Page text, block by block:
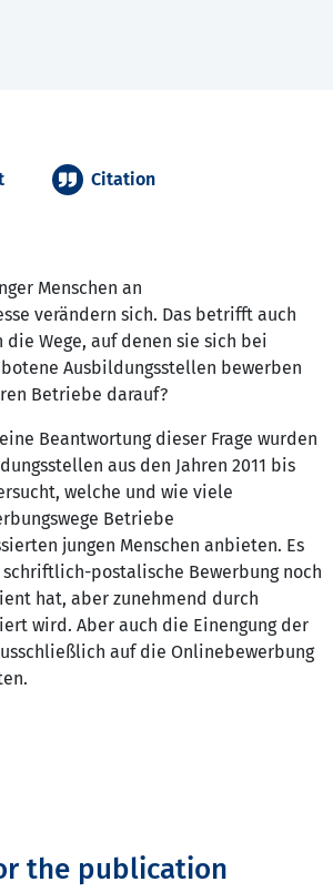
Menschen an
verändern sich. Das betrifft auch
die Wege, auf denen sie sich bei
Ausbildungsstellen bewerben
Betriebe darauf?
Beantwortung dieser Frage wurden
aus den Jahren 2011 bis
welche und wie viele
Betriebe
jungen Menschen anbieten. Es
postalische Bewerbung noch
hat, aber zunehmend durch
wird. Aber auch die Einengung der
auf die Onlinebewerbung
Citation
the publication